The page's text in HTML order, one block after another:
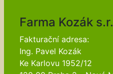
Farma Kozák
Fakturační adresa:
Ing. Pavel Kozák
Ke Karlovu 1952/12